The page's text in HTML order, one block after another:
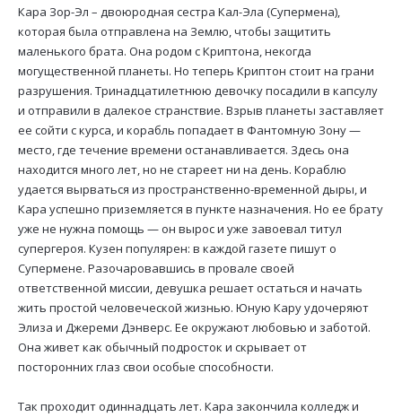
Кара Зор-Эл – двоюродная сестра Кал-Эла (Супермена),
которая была отправлена на Землю, чтобы защитить
маленького брата. Она родом с Криптона, некогда
могущественной планеты. Но теперь Криптон стоит на грани
разрушения. Тринадцатилетнюю девочку посадили в капсулу
и отправили в далекое странствие. Взрыв планеты заставляет
ее сойти с курса, и корабль попадает в Фантомную Зону —
место, где течение времени останавливается. Здесь она
находится много лет, но не стареет ни на день. Кораблю
удается вырваться из пространственно-временной дыры, и
Кара успешно приземляется в пункте назначения. Но ее брату
уже не нужна помощь — он вырос и уже завоевал титул
супергероя. Кузен популярен: в каждой газете пишут о
Супермене. Разочаровавшись в провале своей
ответственной миссии, девушка решает остаться и начать
жить простой человеческой жизнью. Юную Кару удочеряют
Элиза и Джереми Дэнверс. Ее окружают любовью и заботой.
Она живет как обычный подросток и скрывает от
посторонних глаз свои особые способности.
Так проходит одиннадцать лет. Кара закончила колледж и